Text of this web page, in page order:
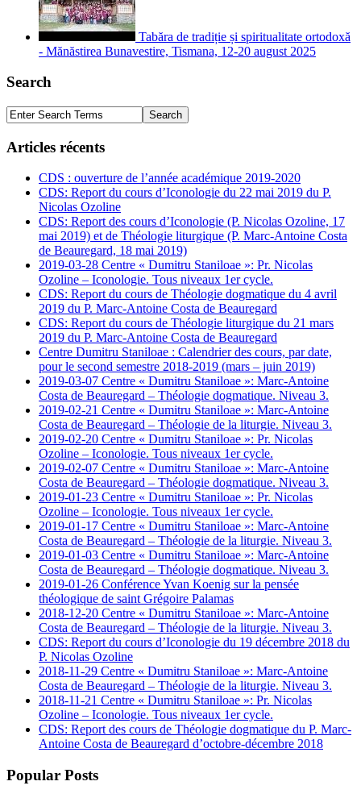
Tabăra de tradiție și spiritualitate ortodoxă
- Mănăstirea Bunavestire, Tismana, 12-20 august 2025
Search
Articles récents
CDS : ouverture de l’année académique 2019-2020
CDS: Report du cours d’Iconologie du 22 mai 2019 du P.
Nicolas Ozoline
CDS: Report des cours d’Iconologie (P. Nicolas Ozoline, 17
mai 2019) et de Théologie liturgique (P. Marc-Antoine Costa
de Beauregard, 18 mai 2019)
2019-03-28 Centre « Dumitru Staniloae »: Pr. Nicolas
Ozoline – Iconologie. Tous niveaux 1er cycle.
CDS: Report du cours de Théologie dogmatique du 4 avril
2019 du P. Marc-Antoine Costa de Beauregard
CDS: Report du cours de Théologie liturgique du 21 mars
2019 du P. Marc-Antoine Costa de Beauregard
Centre Dumitru Staniloae : Calendrier des cours, par date,
pour le second semestre 2018-2019 (mars – juin 2019)
2019-03-07 Centre « Dumitru Staniloae »: Marc-Antoine
Costa de Beauregard – Théologie dogmatique. Niveau 3.
2019-02-21 Centre « Dumitru Staniloae »: Marc-Antoine
Costa de Beauregard – Théologie de la liturgie. Niveau 3.
2019-02-20 Centre « Dumitru Staniloae »: Pr. Nicolas
Ozoline – Iconologie. Tous niveaux 1er cycle.
2019-02-07 Centre « Dumitru Staniloae »: Marc-Antoine
Costa de Beauregard – Théologie dogmatique. Niveau 3.
2019-01-23 Centre « Dumitru Staniloae »: Pr. Nicolas
Ozoline – Iconologie. Tous niveaux 1er cycle.
2019-01-17 Centre « Dumitru Staniloae »: Marc-Antoine
Costa de Beauregard – Théologie de la liturgie. Niveau 3.
2019-01-03 Centre « Dumitru Staniloae »: Marc-Antoine
Costa de Beauregard – Théologie dogmatique. Niveau 3.
2019-01-26 Conférence Yvan Koenig sur la pensée
théologique de saint Grégoire Palamas
2018-12-20 Centre « Dumitru Staniloae »: Marc-Antoine
Costa de Beauregard – Théologie de la liturgie. Niveau 3.
CDS: Report du cours d’Iconologie du 19 décembre 2018 du
P. Nicolas Ozoline
2018-11-29 Centre « Dumitru Staniloae »: Marc-Antoine
Costa de Beauregard – Théologie de la liturgie. Niveau 3.
2018-11-21 Centre « Dumitru Staniloae »: Pr. Nicolas
Ozoline – Iconologie. Tous niveaux 1er cycle.
CDS: Report des cours de Théologie dogmatique du P. Marc-
Antoine Costa de Beauregard d’octobre-décembre 2018
Popular Posts